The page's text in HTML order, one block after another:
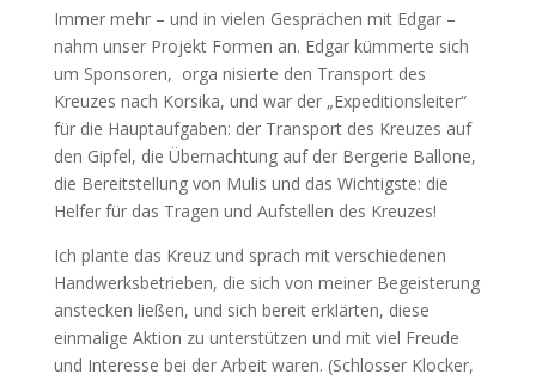
Immer mehr – und in vielen Gesprächen mit Edgar –
nahm unser Projekt Formen an. Edgar kümmerte sich
um Sponsoren, orga nisierte den Transport des
Kreuzes nach Korsika, und war der „Expeditionsleiter“
für die Hauptaufgaben: der Transport des Kreuzes auf
den Gipfel, die Übernachtung auf der Bergerie Ballone,
die Bereitstellung von Mulis und das Wichtigste: die
Helfer für das Tragen und Aufstellen des Kreuzes!
Ich plante das Kreuz und sprach mit verschiedenen
Handwerksbetrieben, die sich von meiner Begeisterung
anstecken ließen, und sich bereit erklärten, diese
einmalige Aktion zu unterstützen und mit viel Freude
und Interesse bei der Arbeit waren. (Schlosser Klocker,